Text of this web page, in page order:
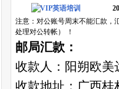
注意：对公账号周末不能汇款，
处理对公转帐） ！
邮局汇款：
收款人：阳朔欧美
收款地址：广西桂